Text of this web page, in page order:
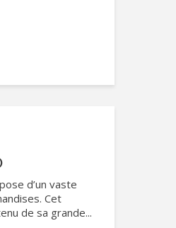
d’un vaste
Cet
de sa grande...